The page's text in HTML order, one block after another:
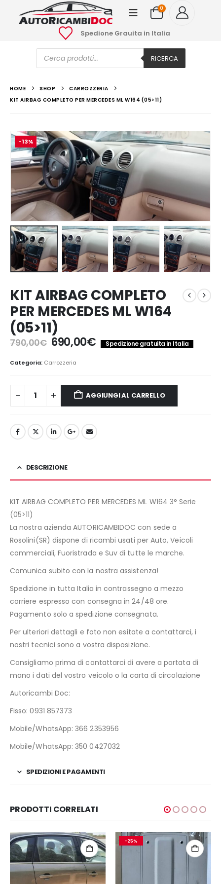
0
Spedione Grauita in Italia
Ricerca
prodotti RICERCA
HOME SHOP
CARROZZERIA
KIT AIRBAG COMPLETO PER MERCEDES ML W164 (05>11)
-13%
KIT AIRBAG COMPLETO
PER MERCEDES ML W164
(05>11)
790,00€ Il
prezzo
originale
era:
790,00€.
690,00€Il
prezzo
è:
690,00€.
Spedizione gratuita in Italia
Categoria: Carrozzeria
AGGIUNGI AL CARRELLO
DESCRIZIONE
KIT AIRBAG COMPLETO PER MERCEDES ML W164 3° Serie
(05>11)
La nostra azienda AUTORICAMBIDOC con sede a
Rosolini(SR) dispone di ricambi usati per Auto, Veicoli
commerciali, Fuoristrada e Suv di tutte le marche.
Comunica subito con la nostra assistenza!
Spedizione in tutta Italia in contrassegno a mezzo
corriere espresso con consegna in 24/48 ore.
Pagamento solo a spedizione consegnata.
Per ulteriori dettagli e foto non esitate a contattarci, i
nostri tecnici sono a vostra disposizione.
Consigliamo prima di contattarci di avere a portata di
mano i dati del vostro veicolo o la carta di circolazione
Autoricambi Doc:
Fisso: 0931 857373
Mobile/WhatsApp: 366 2353956
Mobile/WhatsApp: 350 0427032
SPEDIZIONI E PAGAMENTI
PRODOTTI CORRELATI
-25%